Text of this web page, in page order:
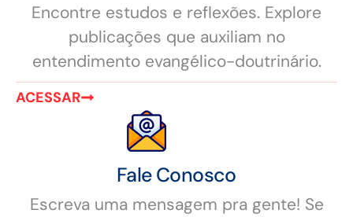
Encontre estudos e reflexões. Explore
publicações que auxiliam no
entendimento evangélico-doutrinário.
ACESSAR
Fale Conosco
Escreva uma mensagem pra gente! Se